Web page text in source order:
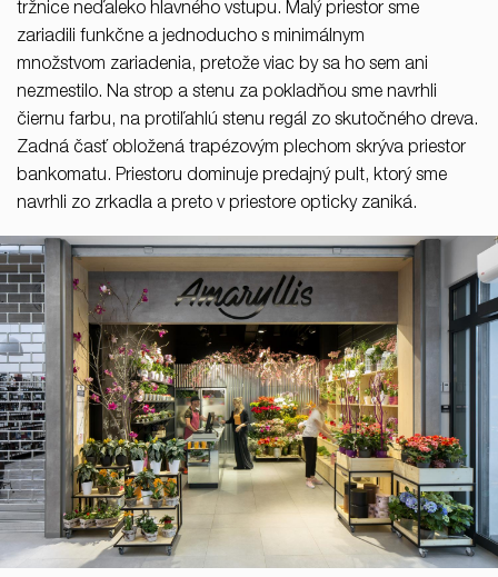
tržnice neďaleko hlavného vstupu. Malý priestor sme
zariadili funkčne a jednoducho s minimálnym
množstvom zariadenia, pretože viac by sa ho sem ani
nezmestilo. Na strop a stenu za pokladňou sme navrhli
čiernu farbu, na protiľahlú stenu regál zo skutočného dreva.
Zadná časť obložená trapézovým plechom skrýva priestor
bankomatu. Priestoru dominuje predajný pult, ktorý sme
navrhli zo zrkadla a preto v priestore opticky zaniká.
© RULES, s.r.o.